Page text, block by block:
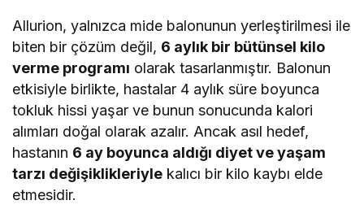
Allurion, yalnızca mide balonunun yerleştirilmesi ile
biten bir çözüm değil, 6 aylık bir bütünsel kilo
verme programı olarak tasarlanmıştır. Balonun
etkisiyle birlikte, hastalar 4 aylık süre boyunca
tokluk hissi yaşar ve bunun sonucunda kalori
alımları doğal olarak azalır. Ancak asıl hedef,
hastanın 6 ay boyunca aldığı diyet ve yaşam
tarzı değişiklikleriyle kalıcı bir kilo kaybı elde
etmesidir.